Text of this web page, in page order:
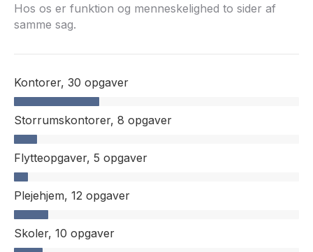
Hos os er funktion og menneskelighed to sider af
samme sag.
Kontorer, 30 opgaver
Storrumskontorer, 8 opgaver
Flytteopgaver, 5 opgaver
Plejehjem, 12 opgaver
Skoler, 10 opgaver